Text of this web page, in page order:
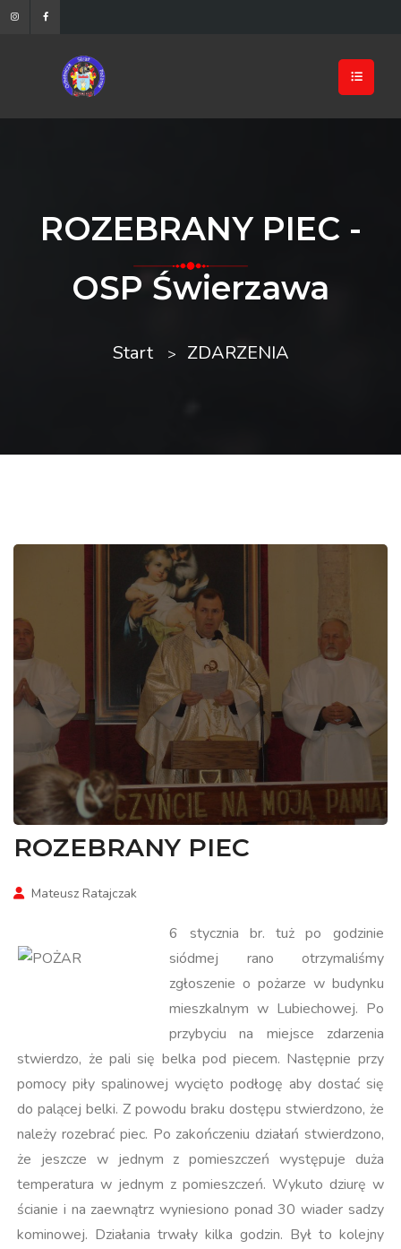
ROZEBRANY PIEC -
OSP Świerzawa
Start ZDARZENIA
ROZEBRANY PIEC
Mateusz Ratajczak
6 stycznia br. tuż po godzinie
siódmej rano otrzymaliśmy
zgłoszenie o pożarze w budynku
mieszkalnym w Lubiechowej. Po
przybyciu na miejsce zdarzenia
stwierdzo, że pali się belka pod piecem. Następnie przy
pomocy piły spalinowej wycięto podłogę aby dostać się
do palącej belki. Z powodu braku dostępu stwierdzono, że
należy rozebrać piec. Po zakończeniu działań stwierdzono,
że jeszcze w jednym z pomieszczeń występuje duża
temperatura w jednym z pomieszczeń. Wykuto dziurę w
ścianie i na zaewnątrz wyniesiono ponad 30 wiader sadzy
kominowej. Działania trwały kilka godzin. Był to kolejny